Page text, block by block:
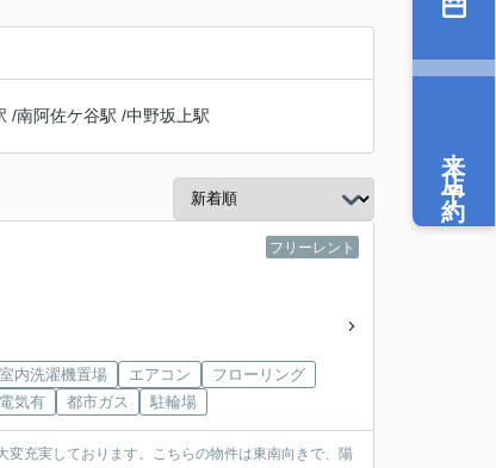
/南阿佐ケ谷駅 /中野坂上駅
フリーレント
室内洗濯機置場 エアコン
フローリング
電気有
都市ガス 駐輪場
充実しております。こちらの物件は東南向きで、陽
来店予約